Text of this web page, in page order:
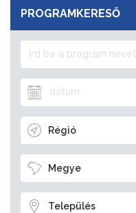
PROGRAMKERESŐ
Régió
Megye
Település